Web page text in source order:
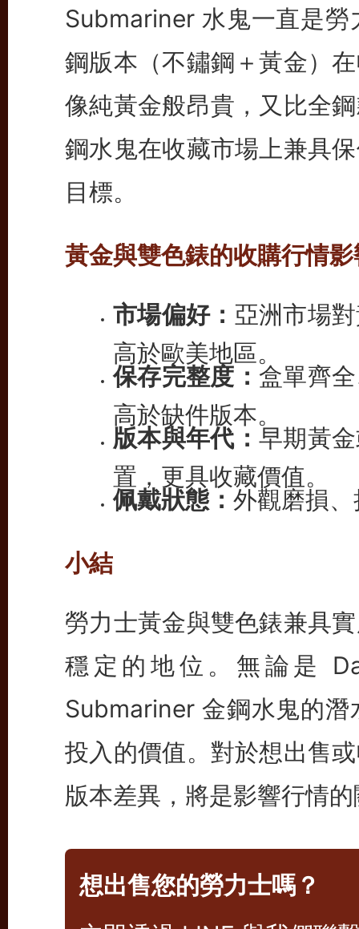
Submariner 水鬼一直是
鋼版本（不鏽鋼＋黃金）
像純黃金般昂貴，又比全
鋼水鬼在收藏市場上兼具
目標。
黃金與雙色錶的收購行情
市場偏好： 亞洲市場
高於歐美地區。
保存完整度： 盒單齊
高於缺件版本。
版本與年代： 早期黃
置，更具收藏價值。
佩戴狀態： 外觀磨損
小結
勞力士黃金與雙色錶兼具
穩定的地位。無論是
Submariner 金鋼水鬼的
投入的價值。對於想出售
版本差異，將是影響行情
想出售您的勞力士嗎？